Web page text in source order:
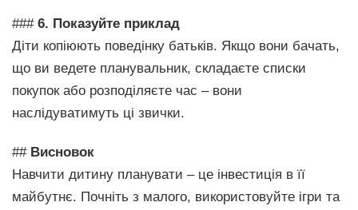
### 6. Показуйте приклад
Діти копіюють поведінку батьків. Якщо вони бачать,
що ви ведете планувальник, складаєте списки
покупок або розподіляєте час – вони
наслідуватимуть ці звички.
## Висновок
Навчити дитину планувати – це інвестиція в її
майбутнє. Почніть з малого, використовуйте ігри та